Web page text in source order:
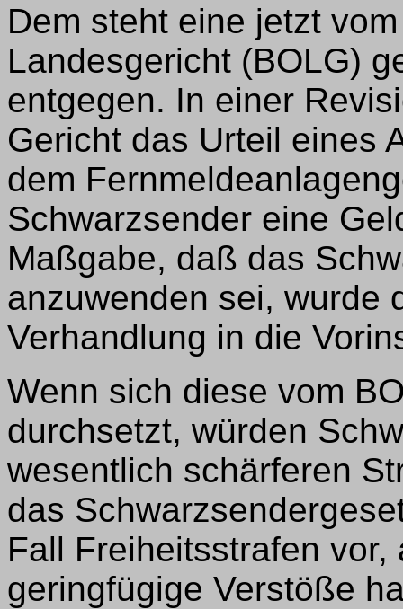
Dem steht eine jetzt
Landesgericht (BOLG)
entgegen. In einer
Gericht das Urteil eines
dem
Schwarzsender eine
Maßgabe, daß das
anzuwenden sei, wurde
Verhandlung in die
Wenn sich diese vom
durchsetzt, würden
wesentlich schärferen
das
Fall Freiheitsstrafen
geringfügige Verstöße